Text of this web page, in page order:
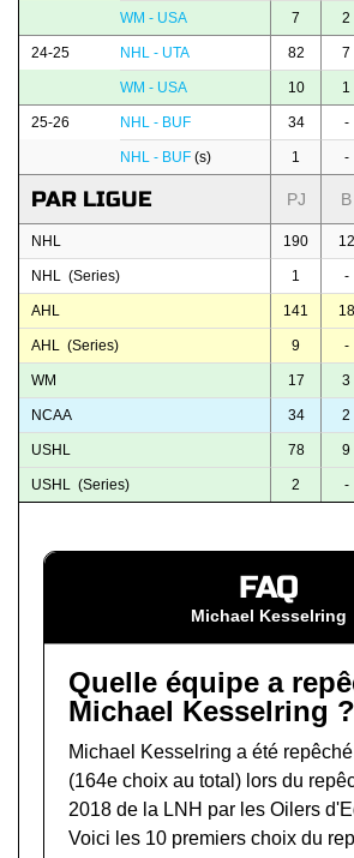
WM - USA 7 2
24-25 NHL - UTA 82 7
WM - USA 10 1
25-26 NHL - BUF 34 -
NHL - BUF (s) 1 -
PAR LIGUE PJ B
NHL 190 12
NHL (Series) 1 -
AHL 141 18
AHL (Series) 9 -
WM 17 3
NCAA 34 2
USHL 78 9
USHL (Series) 2 -
FAQ
Michael Kesselring
Quelle équipe a
Michael Kesselring ?
Michael Kesselring a été
(164e choix au total) lors du
2018 de la LNH par les Oilers
Voici les 10 premiers choix du